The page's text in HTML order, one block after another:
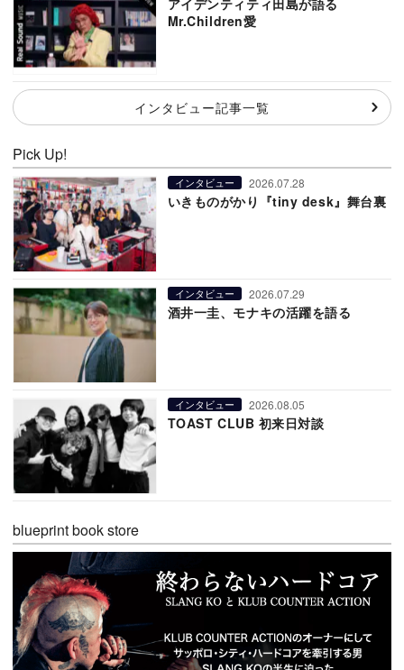
アイデンティティ田島が語る
Mr.Children愛
インタビュー記事一覧
Pick Up!
インタビュー 2026.07.28
いきものがかり『tiny desk』舞台裏
インタビュー 2026.07.29
酒井一圭、モナキの活躍を語る
インタビュー 2026.08.05
TOAST CLUB 初来日対談
blueprint book store